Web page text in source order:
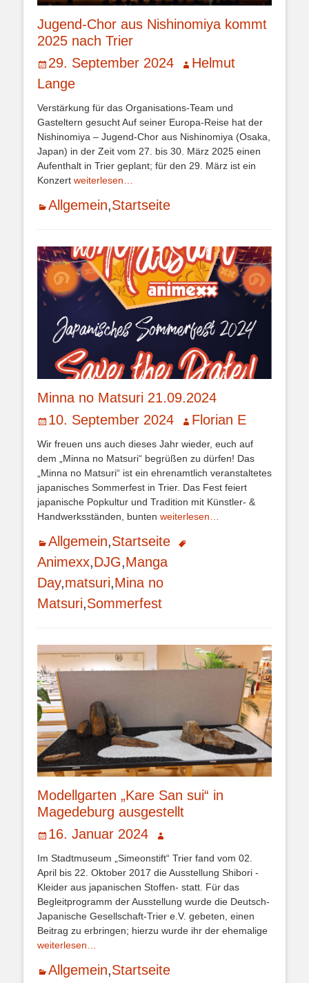
Jugend-Chor aus Nishinomiya kommt
2025 nach Trier
Veröffentlicht
am
29. September 2024 Autor
Helmut
Lange
Verstärkung für das Organisations-Team und
Gasteltern gesucht Auf seiner Europa-Reise hat der
Nishinomiya – Jugend-Chor aus Nishinomiya (Osaka,
Japan) in der Zeit vom 27. bis 30. März 2025 einen
Aufenthalt in Trier geplant; für den 29. März ist ein
Konzert weiterlesen…
Kategorien
Allgemein,Startseite
Minna no Matsuri 21.09.2024
Veröffentlicht
am
10. September 2024 Autor
Florian E
Wir freuen uns auch dieses Jahr wieder, euch auf
dem „Minna no Matsuri“ begrüßen zu dürfen! Das
„Minna no Matsuri“ ist ein ehrenamtlich veranstaltetes
japanisches Sommerfest in Trier. Das Fest feiert
japanische Popkultur und Tradition mit Künstler- &
Handwerksständen, bunten weiterlesen…
Kategorien
Allgemein,Startseite Schlagworte
Animexx,DJG,Manga
Day,matsuri,Mina no
Matsuri,Sommerfest
Modellgarten „Kare San sui“ in
Magedeburg ausgestellt
Veröffentlicht
am
16. Januar 2024 Autor
Im Stadtmuseum „Simeonstift“ Trier fand vom 02.
April bis 22. Oktober 2017 die Ausstellung Shibori -
Kleider aus japanischen Stoffen- statt. Für das
Begleitprogramm der Ausstellung wurde die Deutsch-
Japanische Gesellschaft-Trier e.V. gebeten, einen
Beitrag zu erbringen; hierzu wurde ihr der ehemalige
weiterlesen…
Kategorien
Allgemein,Startseite